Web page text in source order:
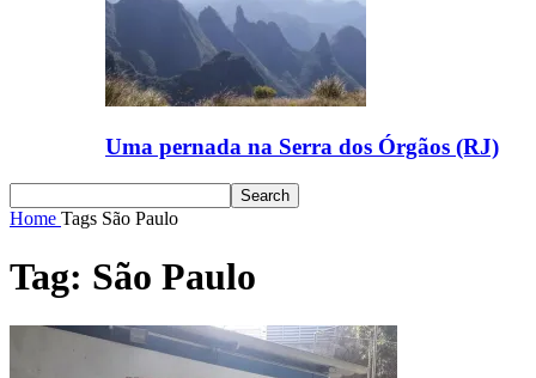
Uma pernada na Serra dos Órgãos (RJ)
Home Tags São Paulo
Tag: São Paulo